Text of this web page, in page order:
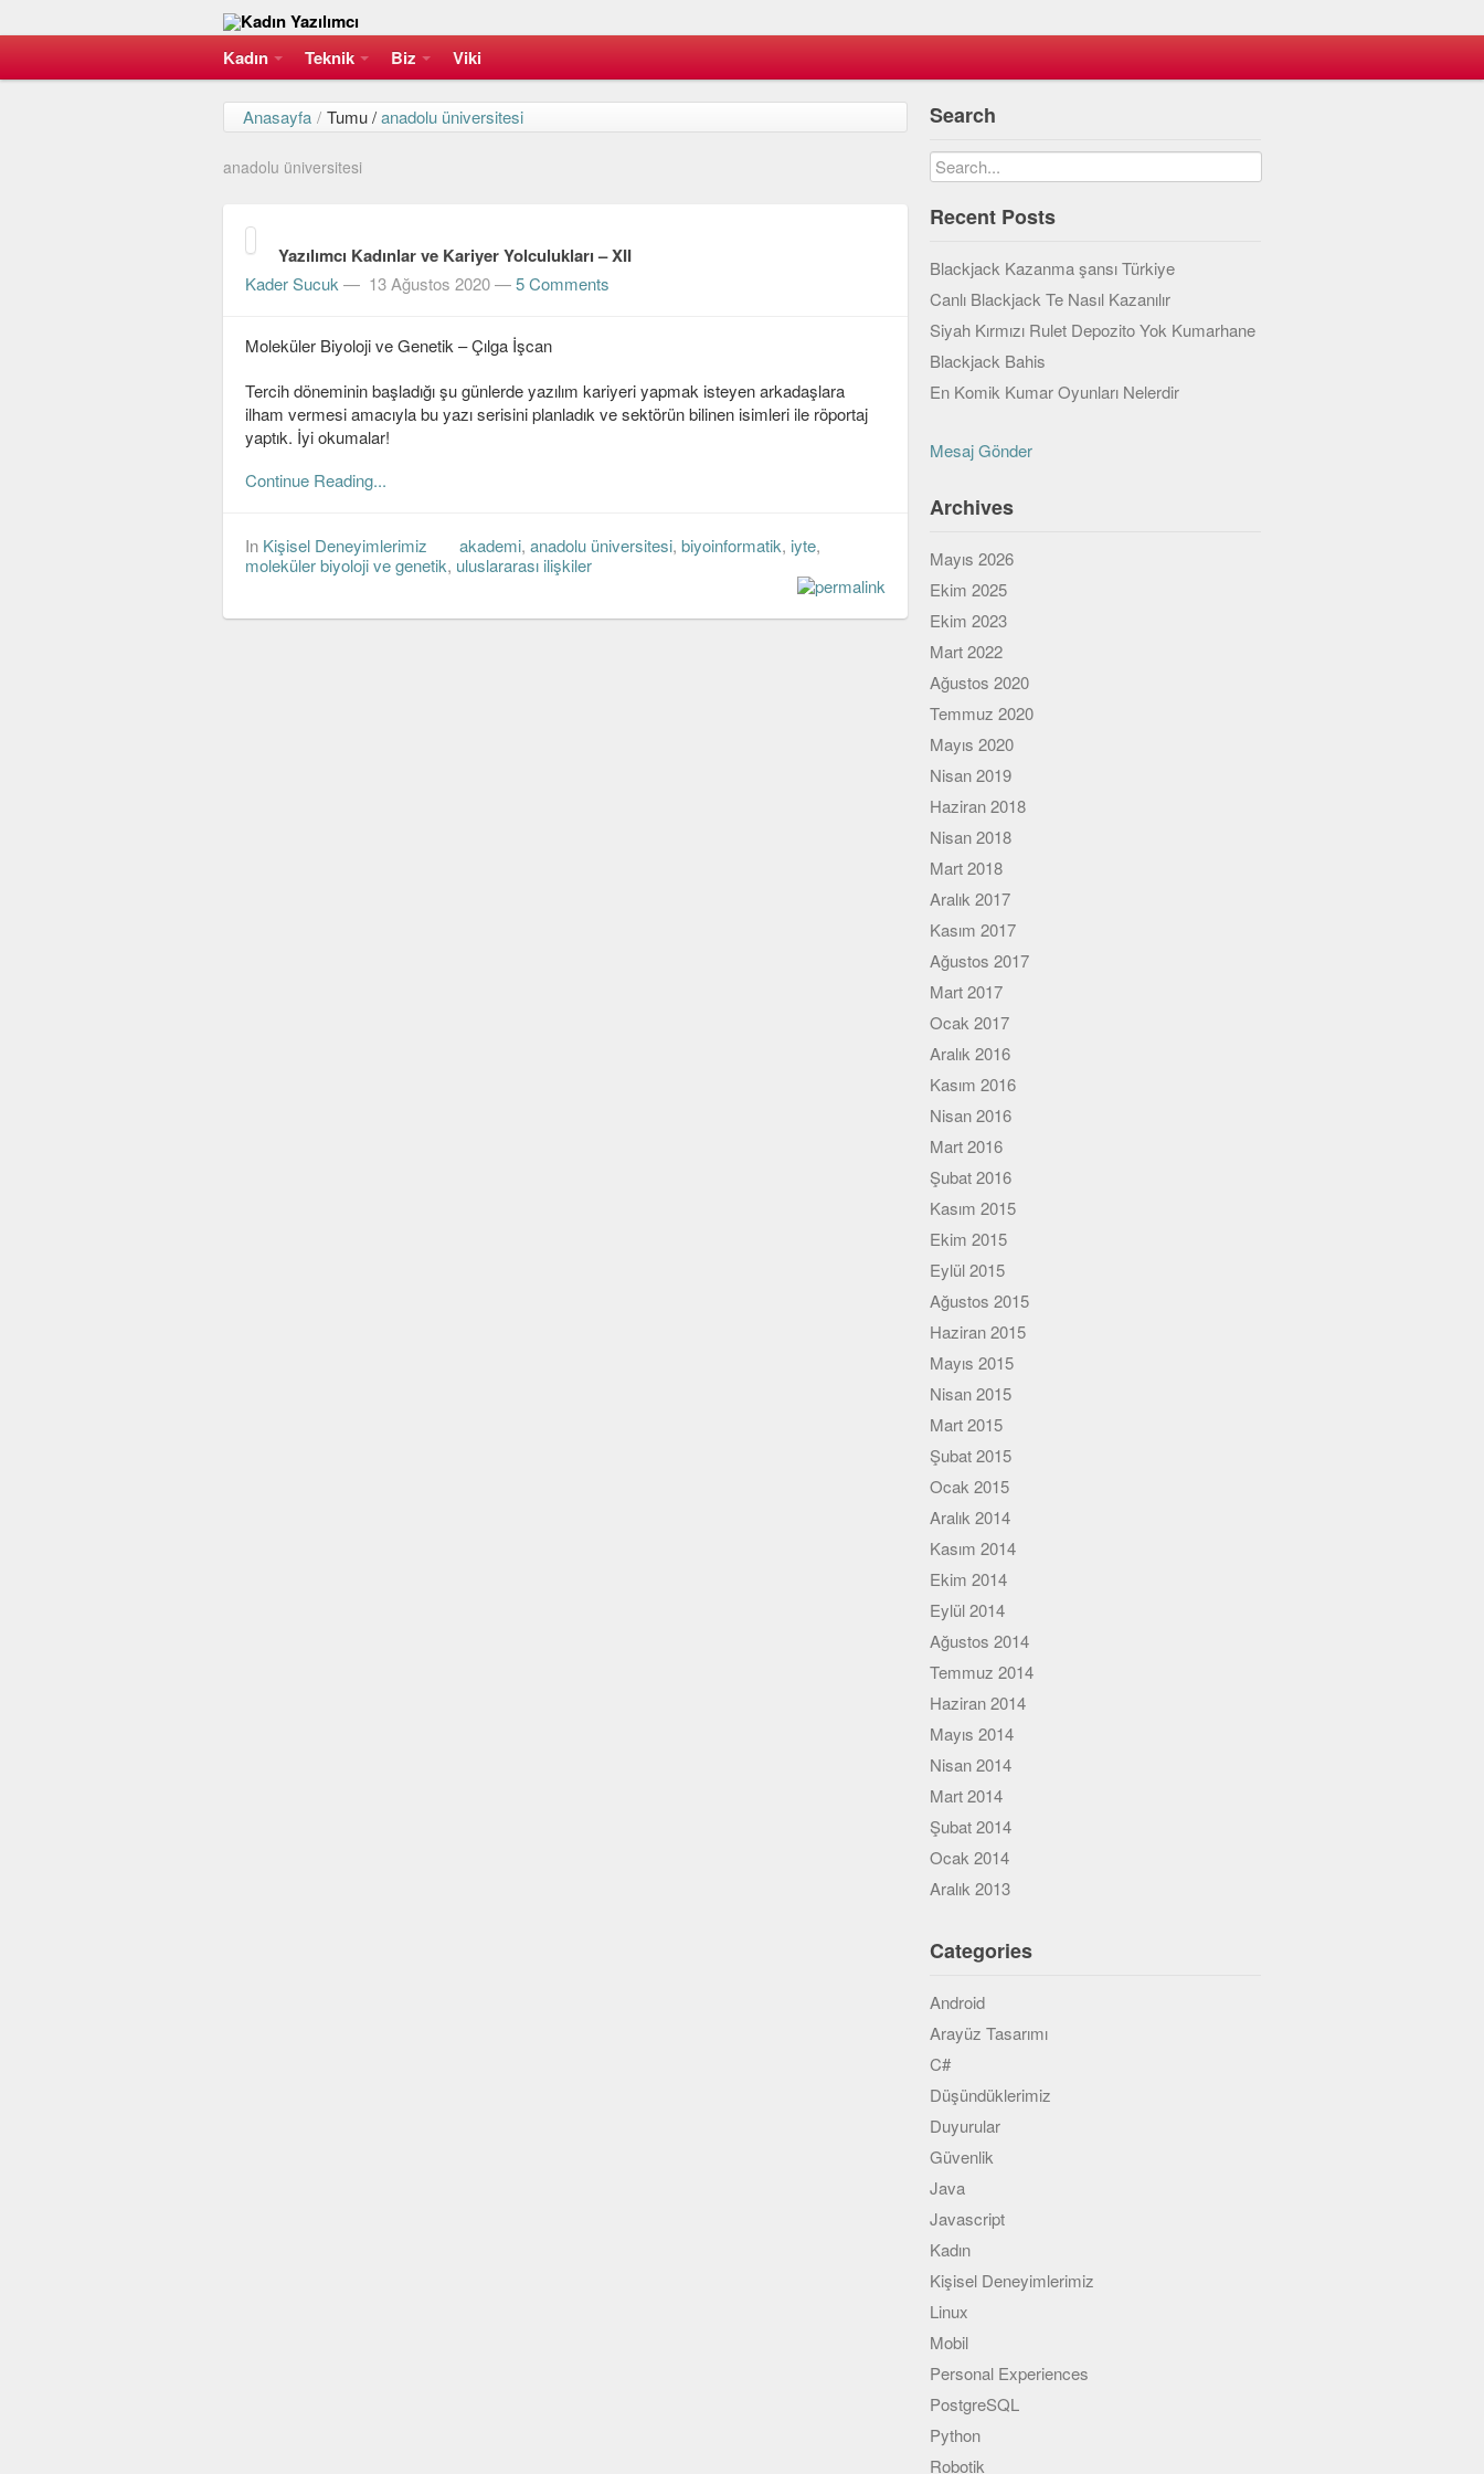
Kadın Teknik Biz Viki
Anasayfa / Tumu /anadolu üniversitesi
anadolu üniversitesi
Yazılımcı Kadınlar ve Kariyer Yolculukları – XII
Kader Sucuk — 13 Ağustos 2020—5 Comments
Moleküler Biyoloji ve Genetik – Çılga İşcan
Tercih döneminin başladığı şu günlerde yazılım kariyeri yapmak isteyen arkadaşlara
ilham vermesi amacıyla bu yazı serisini planladık ve sektörün bilinen isimleri ile röportaj
yaptık. İyi okumalar!
Continue Reading...
In Kişisel Deneyimlerimiz akademi, anadolu üniversitesi, biyoinformatik, iyte,
moleküler biyoloji ve genetik, uluslararası ilişkiler
Search
Recent Posts
Blackjack Kazanma şansı Türkiye
Canlı Blackjack Te Nasıl Kazanılır
Siyah Kırmızı Rulet Depozito Yok Kumarhane
Blackjack Bahis
En Komik Kumar Oyunları Nelerdir
Mesaj Gönder
Archives
Mayıs 2026
Ekim 2025
Ekim 2023
Mart 2022
Ağustos 2020
Temmuz 2020
Mayıs 2020
Nisan 2019
Haziran 2018
Nisan 2018
Mart 2018
Aralık 2017
Kasım 2017
Ağustos 2017
Mart 2017
Ocak 2017
Aralık 2016
Kasım 2016
Nisan 2016
Mart 2016
Şubat 2016
Kasım 2015
Ekim 2015
Eylül 2015
Ağustos 2015
Haziran 2015
Mayıs 2015
Nisan 2015
Mart 2015
Şubat 2015
Ocak 2015
Aralık 2014
Kasım 2014
Ekim 2014
Eylül 2014
Ağustos 2014
Temmuz 2014
Haziran 2014
Mayıs 2014
Nisan 2014
Mart 2014
Şubat 2014
Ocak 2014
Aralık 2013
Categories
Android
Arayüz Tasarımı
C#
Düşündüklerimiz
Duyurular
Güvenlik
Java
Javascript
Kadın
Kişisel Deneyimlerimiz
Linux
Mobil
Personal Experiences
PostgreSQL
Python
Robotik